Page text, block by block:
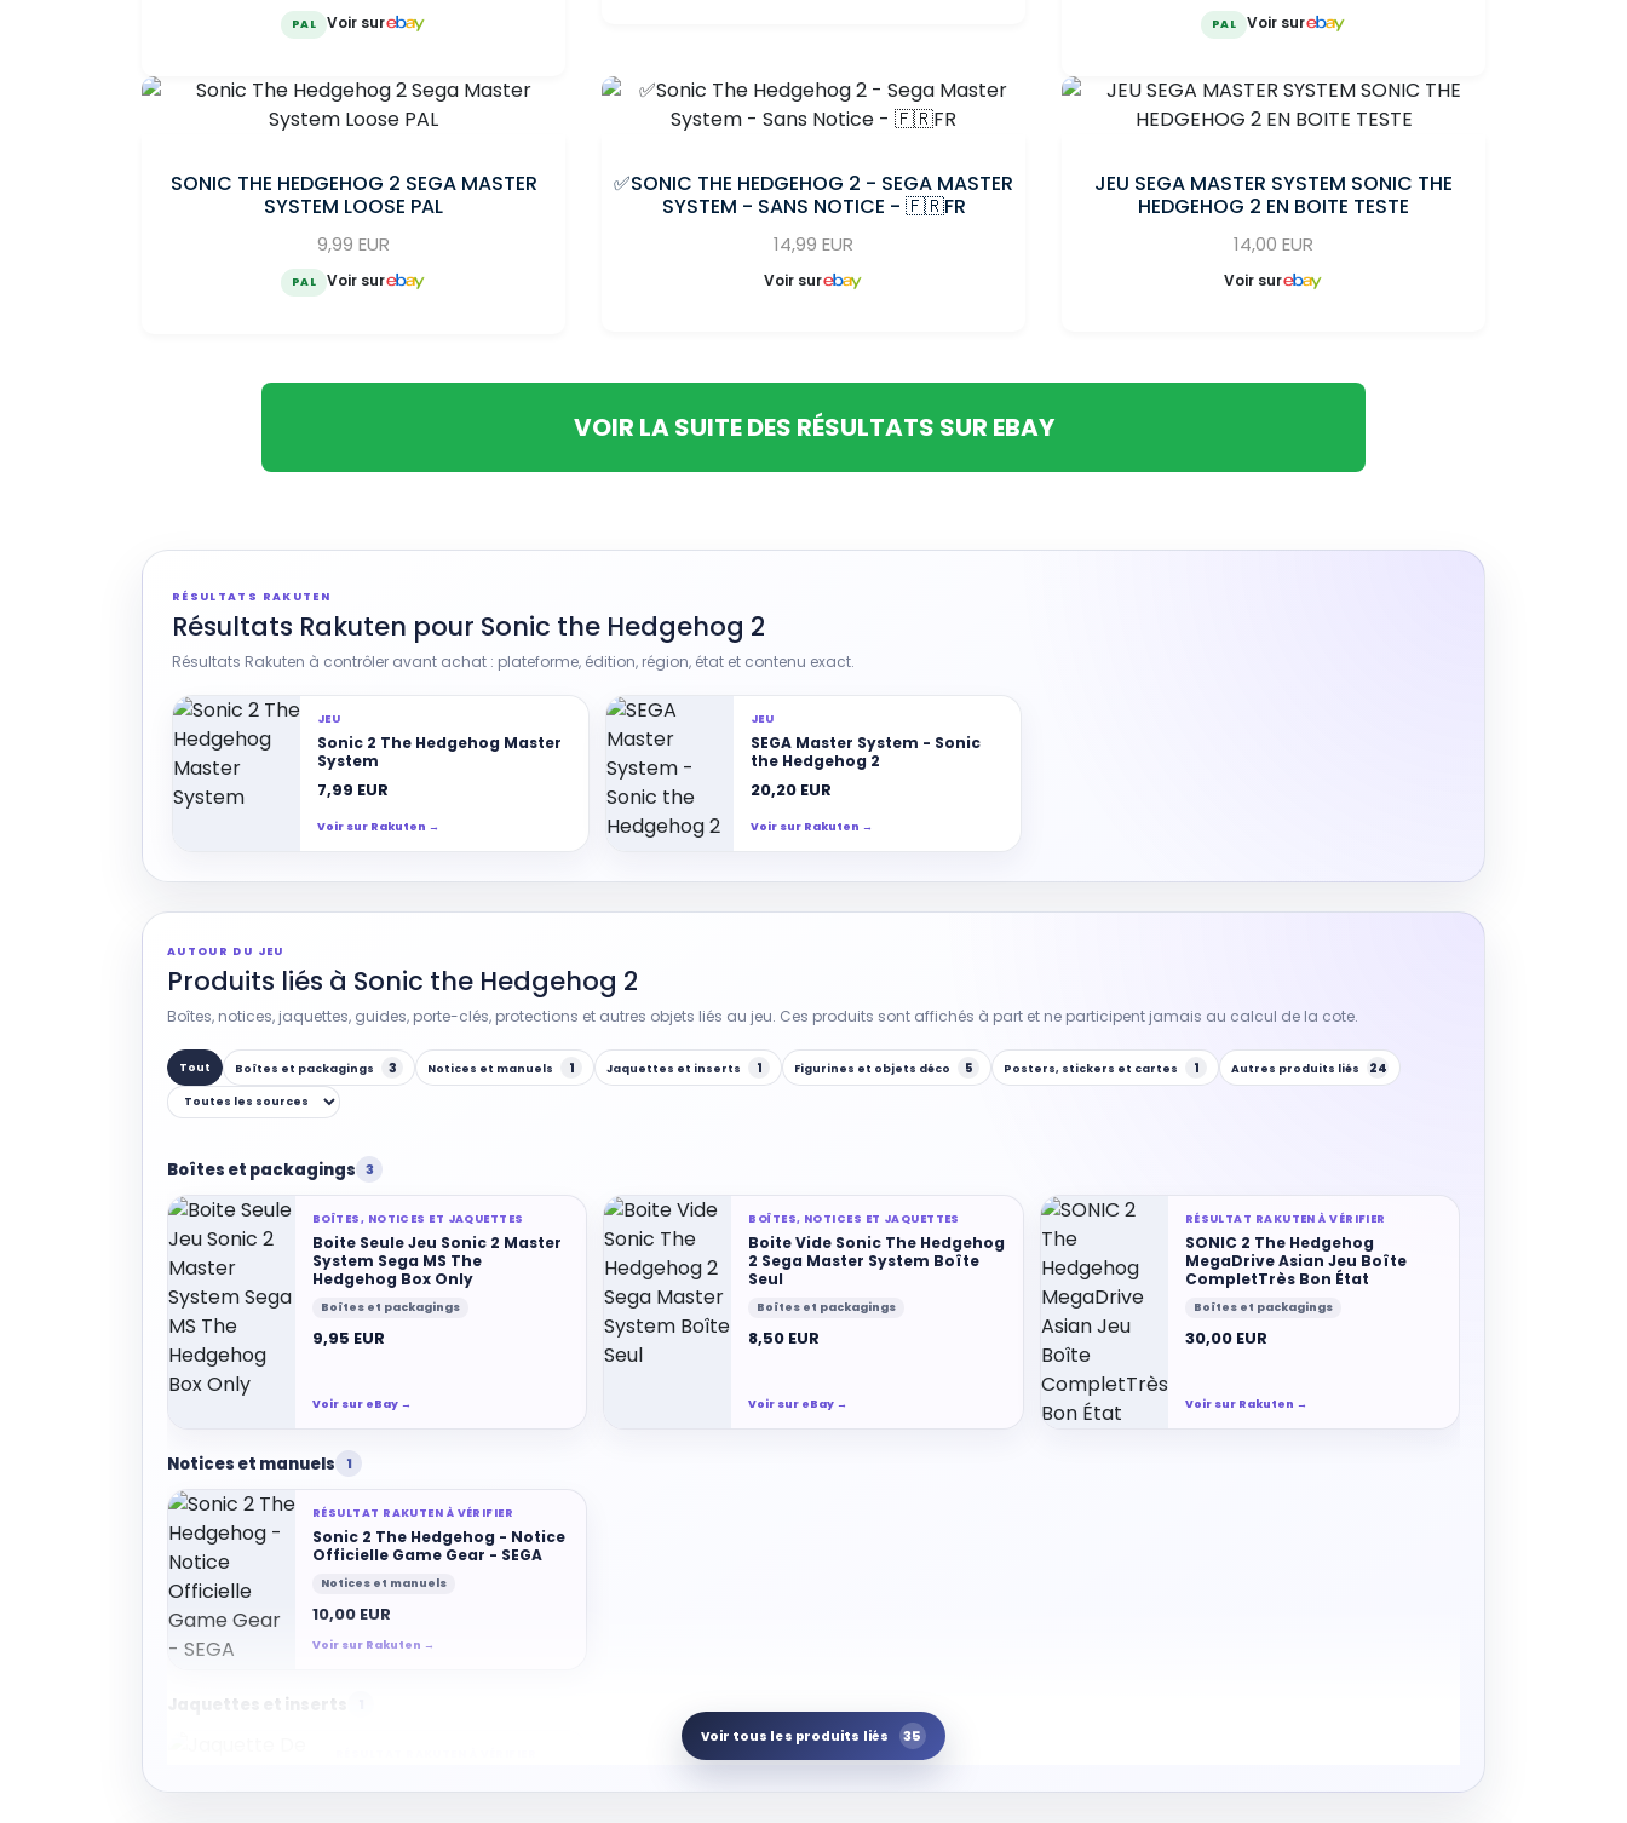
PAL Voir sur PAL Voir sur
SONIC THE HEDGEHOG 2 SEGA MASTER
SYSTEM LOOSE PAL
9,99 EUR
PAL Voir sur
✅SONIC THE HEDGEHOG 2 - SEGA MASTER
SYSTEM - SANS NOTICE - 🇫🇷FR
14,99 EUR
Voir sur
JEU SEGA MASTER SYSTEM SONIC THE
HEDGEHOG 2 EN BOITE TESTE
14,00 EUR
Voir sur
VOIR LA SUITE DES RÉSULTATS SUR EBAY
RÉSULTATS RAKUTEN
Résultats Rakuten pour Sonic the Hedgehog 2
Résultats Rakuten à contrôler avant achat : plateforme, édition, région, état et contenu exact.
JEU
Sonic 2 The Hedgehog Master
System
7,99 EUR
Voir sur Rakuten →
JEU
SEGA Master System - Sonic
the Hedgehog 2
20,20 EUR
Voir sur Rakuten →
AUTOUR DU JEU
Produits liés à Sonic the Hedgehog 2
Boîtes, notices, jaquettes, guides, porte-clés, protections et autres objets liés au jeu. Ces produits sont affichés à part et ne participent jamais au calcul de la cote.
Tout Boîtes et packagings 3 Notices et manuels 1 Jaquettes et inserts 1 Figurines et objets déco 5 Posters, stickers et cartes 1 Autres produits liés 24
Boîtes et packagings 3
BOÎTES, NOTICES ET JAQUETTES
Boite Seule Jeu Sonic 2 Master
System Sega MS The
Hedgehog Box Only
Boîtes et packagings
9,95 EUR
Voir sur eBay →
BOÎTES, NOTICES ET JAQUETTES
Boite Vide Sonic The Hedgehog
2 Sega Master System Boîte
Seul
Boîtes et packagings
8,50 EUR
Voir sur eBay →
RÉSULTAT RAKUTEN À VÉRIFIER
SONIC 2 The Hedgehog
MegaDrive Asian Jeu Boîte
CompletTrès Bon État
Boîtes et packagings
30,00 EUR
Voir sur Rakuten →
Notices et manuels 1
RÉSULTAT RAKUTEN À VÉRIFIER
Sonic 2 The Hedgehog - Notice
Officielle Game Gear - SEGA
Notices et manuels
10,00 EUR
Voir sur Rakuten →
Jaquettes et inserts
" Sonic The Hedgehog 2 " -
Voir tous les produits liés 35